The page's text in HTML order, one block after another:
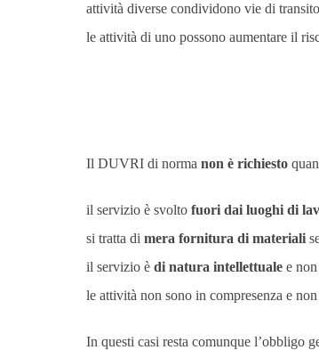
attività diverse condividono vie di
le attività di uno possono aumentare il
Il DUVRI di normanon è richiesto
il servizio è svoltofuori dai luoghi di
si tratta dimera fornitura di materiali
il servizio èdi natura intellettuale e
le attività non sono in compresenza e
In questi casi resta comunque l’obbligo